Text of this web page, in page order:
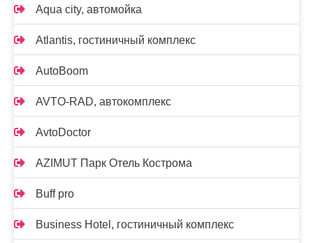
Aqua city, автомойка
Atlantis, гостиничный комплекс
AutoBoom
AVTO-RAD, автокомплекс
AvtoDoctor
AZIMUT Парк Отель Кострома
Buff pro
Business Hotel, гостиничный комплекс